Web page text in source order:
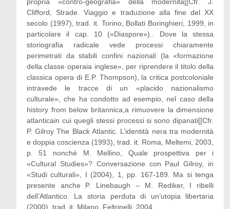
Clifford, Strade. Viaggio e traduzione alla fine del XX
secolo (1997), trad. it. Torino, Bollati Boringhieri, 1999, in
particolare il cap. 10 («Diaspore»).. Dove la stessa
storiografia radicale vede processi chiaramente
perimetrati da stabili confini nazionali (la «formazione
della classe operaia inglese», per riprendere il titolo della
classica opera di E.P. Thompson), la critica postcoloniale
intravede le tracce di un «placido nazionalismo
culturale», che ha condotto ad esempio, nel caso della
history from below britannica,a rimuovere la dimensione
atlanticain cui quegli stessi processi si sono dipanati[[Cfr.
P. Gilroy The Black Atlantic. L’identità nera tra modernità
e doppia coscienza (1993), trad. it. Roma, Meltemi, 2003,
p. 51 nonché M. Mellino, Quale prospettiva per i
«Cultural Studies»? Conversazione con Paul Gilroy, in
«Studi culturali», I (2004), 1, pp. 167-189. Ma si tenga
presente anche P. Linebaugh – M. Rediker, I ribelli
dell’Atlantico. La storia perduta di un’utopia libertaria
(2000), trad. it. Milano, Feltrinelli, 2004..